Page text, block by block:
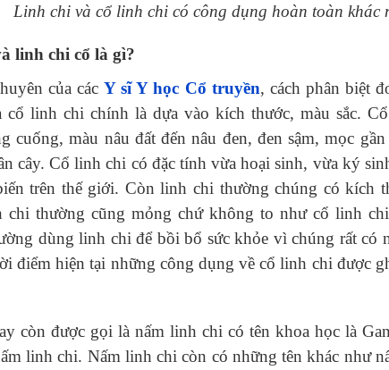
Linh chi và cổ linh chi có công dụng hoàn toàn khác
linh chi cổ là gì?
của cácY sĩ Y học Cổ truyền, cách phân biệt
cổ linh chi chính là dựa vào kích thước, màu sắc.
cuống, màu nâu đất đến nâu đen, đen sậm, mọc
cây. Cổ linh chi có đặc tính vừa hoại sinh, vừa ký
trên thế giới. Còn linh chi thường chúng có kích
chi thường cũng mỏng chứ không to như cổ linh
dùng linh chi để bồi bổ sức khỏe vì chúng rất có
điểm hiện tại những công dụng về cổ linh chi được
còn được gọi là nấm linh chi có tên khoa học là
linh chi. Nấm linh chi còn có những tên khác như